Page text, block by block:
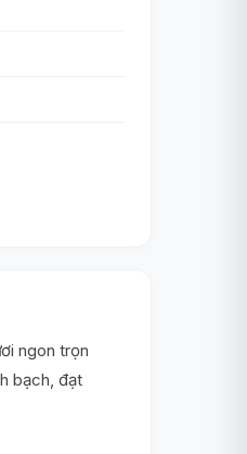
ngon trọn
bạch, đạt